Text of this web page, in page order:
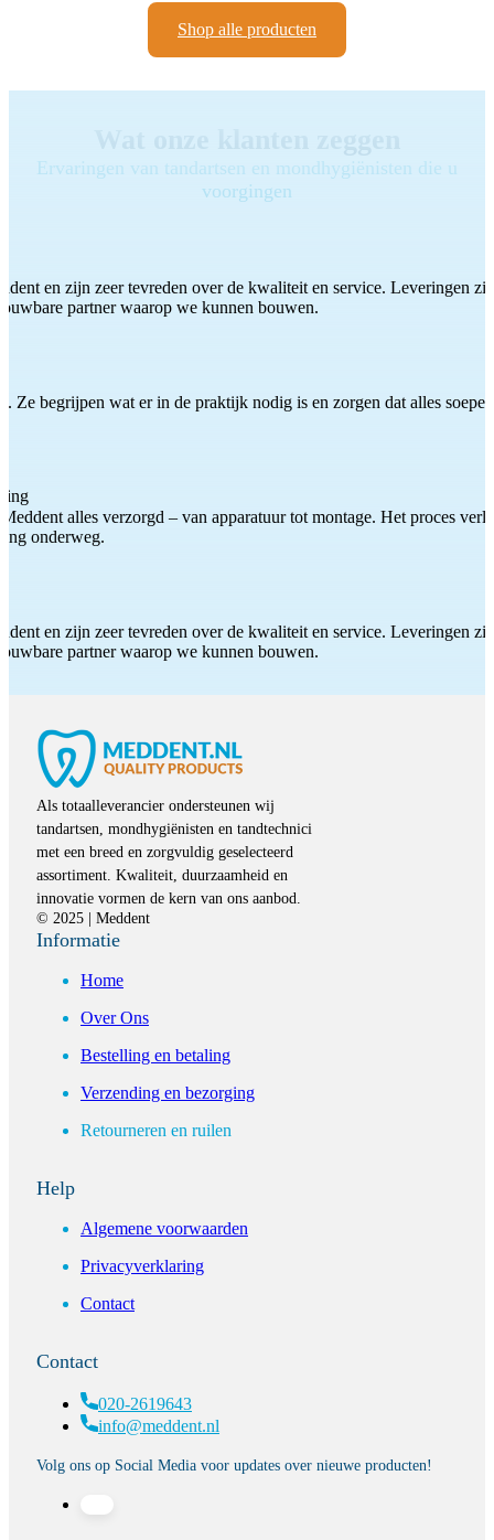
Shop alle producten
Ervaringen van tandartsen en mondhygiënisten die u
voorgingen
en zijn zeer tevreden over de kwaliteit en service. Leveringen
partner waarop we kunnen bouwen.
Ze begrijpen wat er in de praktijk nodig is en zorgen dat alles
alles verzorgd – van apparatuur tot montage. Het proces
onderweg.
en zijn zeer tevreden over de kwaliteit en service. Leveringen
partner waarop we kunnen bouwen.
Als totaalleverancier ondersteunen wij
tandartsen, mondhygiënisten en tandtechnici
met een breed en zorgvuldig geselecteerd
assortiment. Kwaliteit, duurzaamheid en
innovatie vormen de kern van ons aanbod.
© 2025 | Meddent
Informatie
Home
Over Ons
Bestelling en betaling
Verzending en bezorging
Retourneren en ruilen
Help
Algemene voorwaarden
Privacyverklaring
Contact
Contact
020-2619643
info@meddent.nl
Volg ons op Social Media voor updates over nieuwe producten!